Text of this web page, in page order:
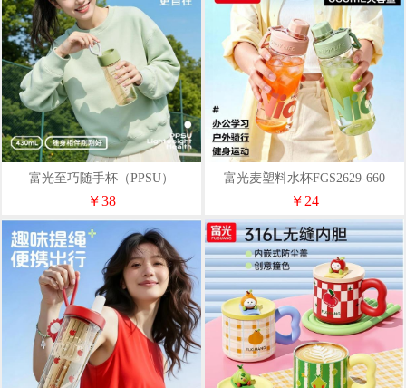
富光至巧随手杯（PPSU）
FGU2688-430
￥38
富光麦塑料水杯FGS2629-660
￥24